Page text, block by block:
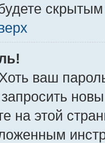
ваш
на этой